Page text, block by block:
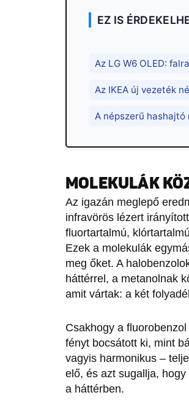
EZ IS
Az LG W6 OLED:
Az IKEA új vezeték
A népszerű
MOLEKULÁK
Az igazán meglepő
infravörös lézert
fluortartalmú,
Ezek a molekulák
meg őket. A
háttérrel, a metanolnak
amit vártak: a két
Csakhogy a
fényt bocsátott ki, mint
vagyis harmonikus –
elő, és azt sugallja,
a háttérben.